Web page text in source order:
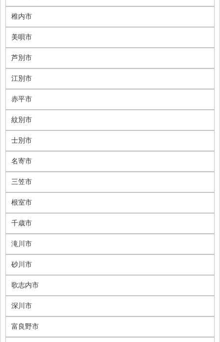
稚内市
美唄市
芦別市
江別市
赤平市
紋別市
士別市
名寄市
三笠市
根室市
千歳市
滝川市
砂川市
歌志内市
深川市
富良野市